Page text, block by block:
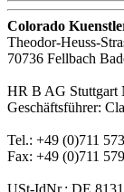
Colorado
Theodor-Heuss-
70736 Fellbach
HR B AG Stuttgart
Geschäftsführer:
Tel.: +49 (0)711
Fax: +49 (0)711